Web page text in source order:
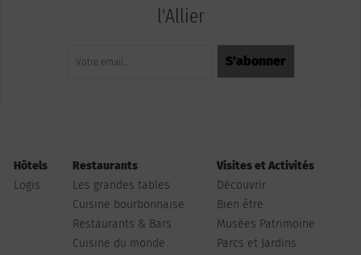
l'Allier
Hôtels
Logis
Restaurants
Les grandes tables
Cuisine bourbonnaise
Restaurants & Bars
Cuisine du monde
Visites et Activités
Découvrir
Bien être
Musées Patrimoine
Parcs et Jardins